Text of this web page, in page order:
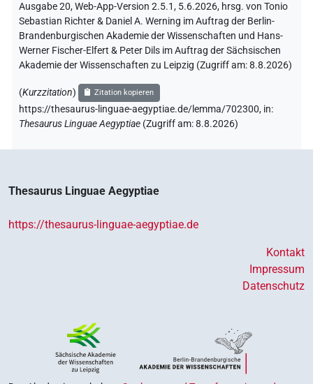
Ausgabe 20, Web-App-Version 2.5.1, 5.6.2026, hrsg. von Tonio
Sebastian Richter & Daniel A. Werning im Auftrag der Berlin-
Brandenburgischen Akademie der Wissenschaften und Hans-
Werner Fischer-Elfert & Peter Dils im Auftrag der Sächsischen
Akademie der Wissenschaften zu Leipzig (Zugriff am:8.8.2026)
(Kurzzitation) Zitation kopieren
https://thesaurus-linguae-aegyptiae.de/lemma/702300, in:
Thesaurus Linguae Aegyptiae (Zugriff am:8.8.2026)
Thesaurus Linguae Aegyptiae
https://thesaurus-linguae-aegyptiae.de
Kontakt
Impressum
Datenschutz